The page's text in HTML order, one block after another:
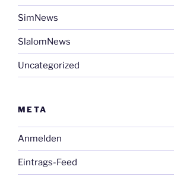
SimNews
SlalomNews
Uncategorized
META
Anmelden
Eintrags-Feed